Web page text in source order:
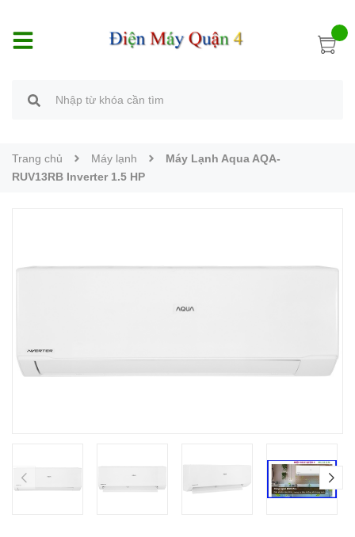
Trang chủ Máy lạnh
Máy Lạnh Aqua AQA-
RUV13RB Inverter 1.5 HP